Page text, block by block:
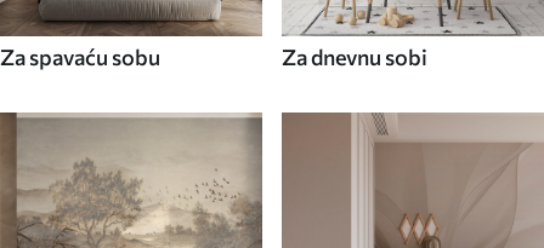
Za spavaću sobu Za dnevnu sobi